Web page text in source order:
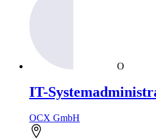
O
IT-
OCX GmbH